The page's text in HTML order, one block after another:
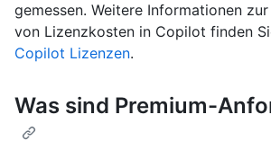
gemessen. Weitere Informationen
von Lizenzkosten in Copilot finden
Copilot Lizenzen.
Was sind Premium-